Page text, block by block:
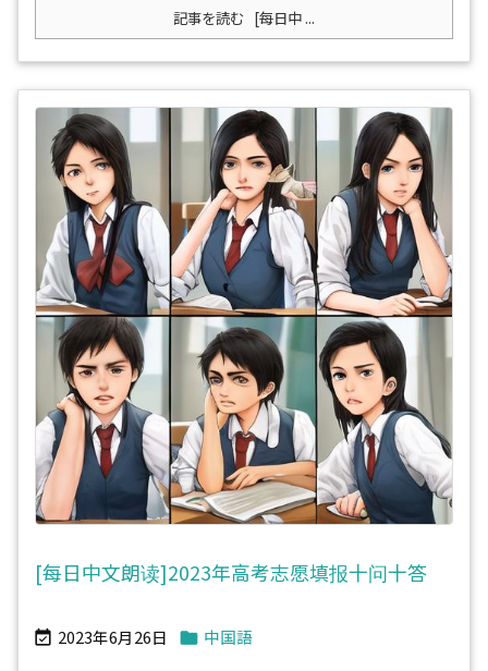
記事を読む [每日中 ...
[每日中文朗读]2023年高考志愿填报十问十答
 2023年6月26日  中国語